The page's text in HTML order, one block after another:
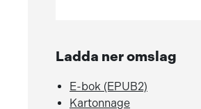
Ladda ner omslag
E-bok (EPUB2)
Kartonnage